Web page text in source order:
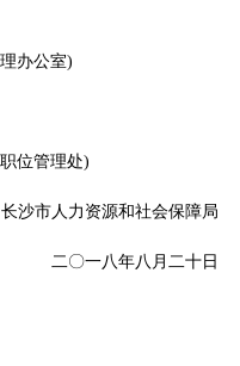
办公室)
位管理处)
沙市人力资源和社会保障局
二〇一八年八月二十日